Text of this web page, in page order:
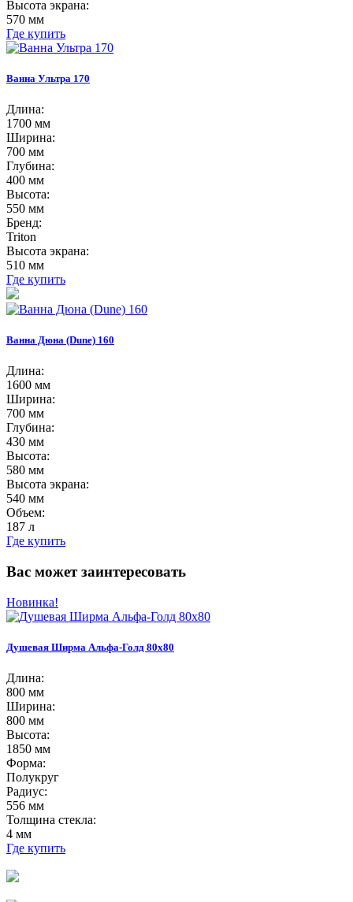
Высота экрана:
570 мм
Где купить
Ванна Ультра 170
Длина:
1700 мм
Ширина:
700 мм
Глубина:
400 мм
Высота:
550 мм
Бренд:
Triton
Высота экрана:
510 мм
Где купить
Ванна Дюна (Dune) 160
Длина:
1600 мм
Ширина:
700 мм
Глубина:
430 мм
Высота:
580 мм
Высота экрана:
540 мм
Объем:
187 л
Где купить
Вас может заинтересовать
Новинка!
Душевая Ширма Альфа-Голд 80х80
Длина:
800 мм
Ширина:
800 мм
Высота:
1850 мм
Форма:
Полукруг
Радиус:
556 мм
Толщина стекла:
4 мм
Где купить